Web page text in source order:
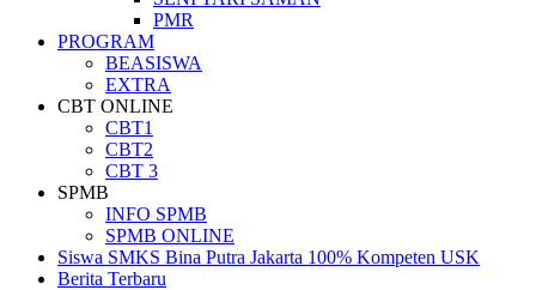
PMR
PROGRAM
BEASISWA
EXTRA
CBT ONLINE
CBT1
CBT2
CBT 3
SPMB
INFO SPMB
SPMB ONLINE
Siswa SMKS Bina Putra Jakarta 100% Kompeten USK
Berita Terbaru